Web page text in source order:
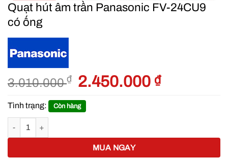
Quạt hút âm trần Panasonic FV-24CU9
có ống
3.010.000₫
Giá
là:
3.010.000 ₫.
2.450.000 ₫Giá
Tình trạng: Còn hàng
MUA NGAY